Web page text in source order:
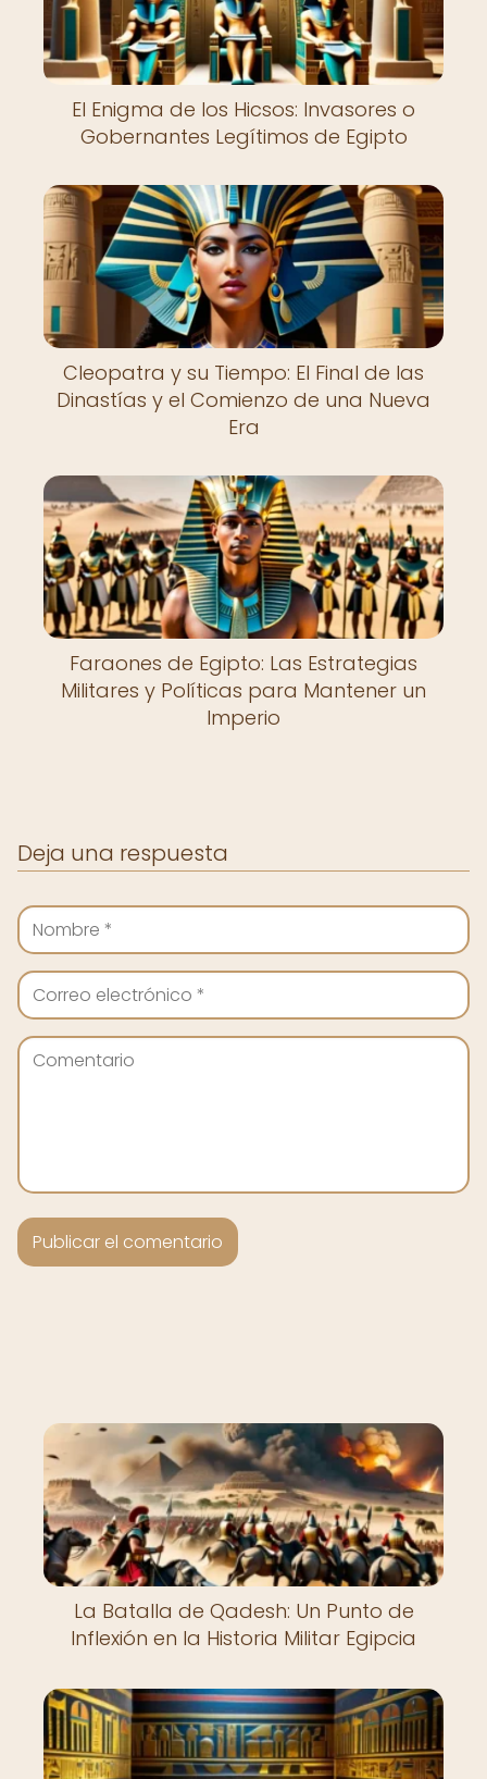
El Enigma de los Hicsos: Invasores o
Gobernantes Legítimos de Egipto
Cleopatra y su Tiempo: El Final de las
Dinastías y el Comienzo de una Nueva
Era
Faraones de Egipto: Las Estrategias
Militares y Políticas para Mantener un
Imperio
Deja una respuesta
La Batalla de Qadesh: Un Punto de
Inflexión en la Historia Militar Egipcia